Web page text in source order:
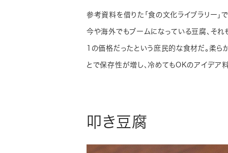
参考資料を借りた「食の文化ライブラリー
今や海外でもブームになっている豆腐、そ
1の価格だったという庶民的な食材だ。柔ら
とで保存性が増し、冷めてもOKのアイデア
叩き豆腐